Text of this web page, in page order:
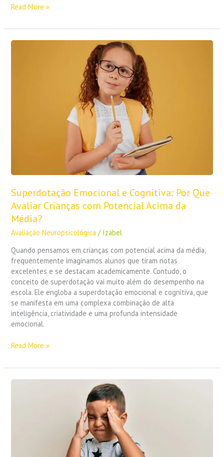
Read More »
Superdotação Emocional e Cognitiva: Por Que
Avaliar Crianças com Potencial Acima da
Média?
Avaliação Neuropsicológica / Izabel
Quando pensamos em crianças com potencial acima da média,
frequentemente imaginamos alunos que tiram notas
excelentes e se destacam academicamente. Contudo, o
conceito de superdotação vai muito além do desempenho na
escola. Ele engloba a superdotação emocional e cognitiva, que
se manifesta em uma complexa combinação de alta
inteligência, criatividade e uma profunda intensidade
emocional.
Superdotação
Média?
Read More »
Agitação